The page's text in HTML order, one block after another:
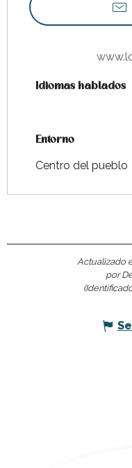
Idiomas hablados
Idiomas hablados
Entorno
Entorno
Centro del pueblo
Actualizado
por